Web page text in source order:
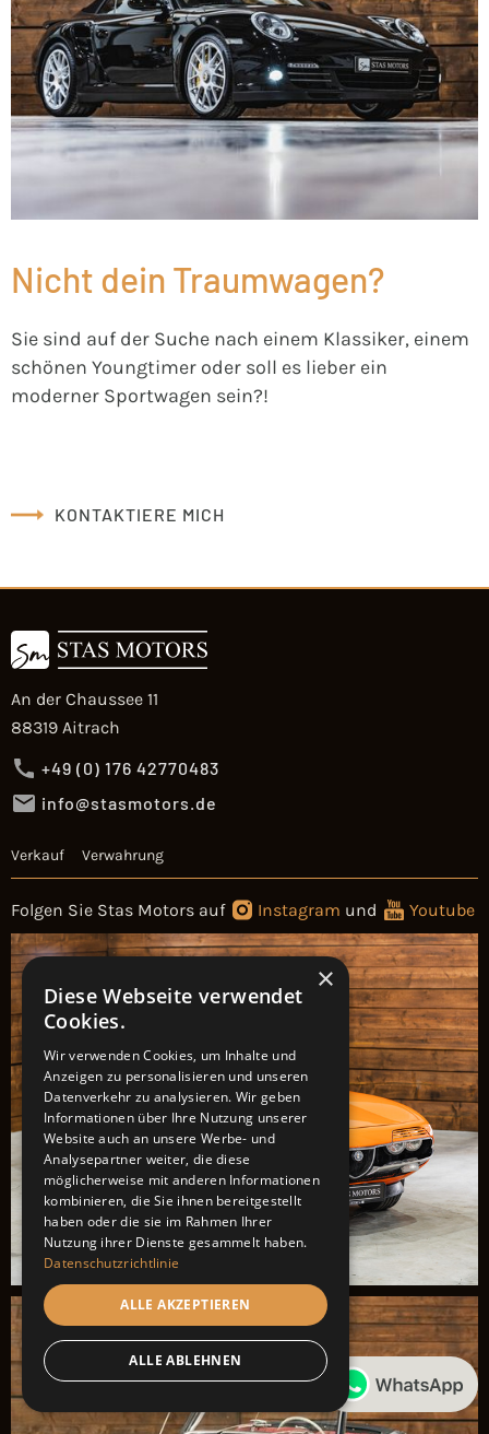
Nicht dein Traumwagen?
Sie sind auf der Suche nach einem Klassiker, einem
schönen Youngtimer oder soll es lieber ein
moderner Sportwagen sein?!
KONTAKTIERE MICH
An der Chaussee 11
88319 Aitrach
+49 (0) 176 42770483
info@stasmotors.de
Verkauf Verwahrung
Folgen Sie Stas Motors auf Instagram und Youtube
×
Diese Webseite verwendet
Cookies.
Wir verwenden Cookies, um Inhalte und
Anzeigen zu personalisieren und unseren
Datenverkehr zu analysieren. Wir geben
Informationen über Ihre Nutzung unserer
Website auch an unsere Werbe- und
Analysepartner weiter, die diese
möglicherweise mit anderen Informationen
kombinieren, die Sie ihnen bereitgestellt
haben oder die sie im Rahmen Ihrer
Nutzung ihrer Dienste gesammelt haben.
Datenschutzrichtlinie
ALLE AKZEPTIEREN
ALLE ABLEHNEN